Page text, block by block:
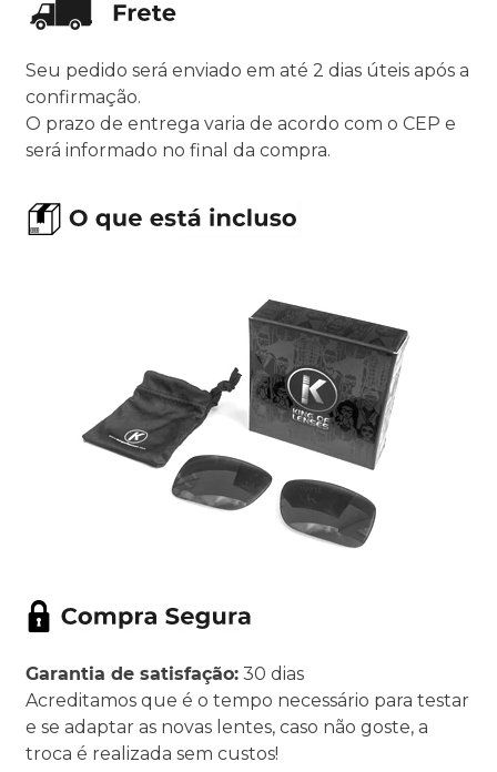
Seu pedido será enviado em até 2 dias úteis após a
confirmação.
O prazo de entrega varia de acordo com o CEP e
será informado no final da compra.
Garantia de satisfação: 30 dias
Acreditamos que é o tempo necessário para testar
e se adaptar as novas lentes, caso não goste, a
troca é realizada sem custos!